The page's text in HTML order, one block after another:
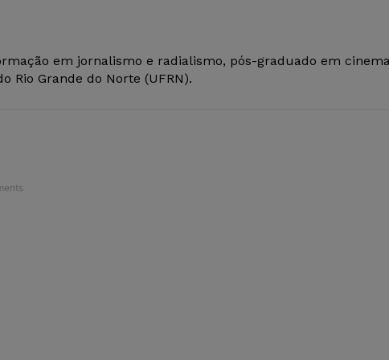
em jornalismo e radialismo, pós-graduado em
Rio Grande do Norte (UFRN).